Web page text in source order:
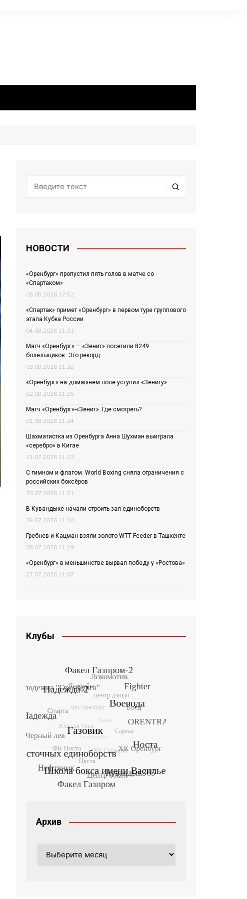
НОВОСТИ
«Оренбург» пропустил пять голов в матче со
«Спартаком»
05.08.2026 17:52
«Спартак» примет «Оренбург» в первом туре группового
этапа Кубка России
04.08.2026 11:31
Матч «Оренбург» — «Зенит» посетили 8249
болельщиков. Это рекорд
03.08.2026 11:28
«Оренбург» на домашнем поле уступил «Зениту»
02.08.2026 11:25
Матч «Оренбург»-«Зенит». Где смотреть?
01.08.2026 11:24
Шахматистка из Оренбурга Анна Шухман выиграла
«серебро» в Китае
31.07.2026 11:23
С гимном и флагом. World Boxing сняла ограничения с
российских боксёров
30.07.2026 11:21
В Кувандыке начали строить зал единоборств
29.07.2026 11:20
Гребнев и Кацман взяли золото WTT Feeder в Ташкенте
28.07.2026 11:19
«Оренбург» в меньшинстве вырвал победу у «Ростова»
27.07.2026 11:07
Клубы
Архив